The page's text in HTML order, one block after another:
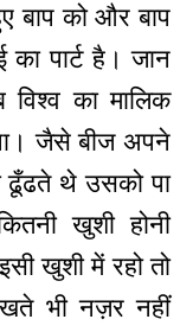
बाप को और बाप
का पार्ट है। जान
विश्व का मालिक
जैसे बीज अपने
ढूँढते थे उसको पा
खुशी होनी
खुशी में रहो तो
भी नज़र नहीं